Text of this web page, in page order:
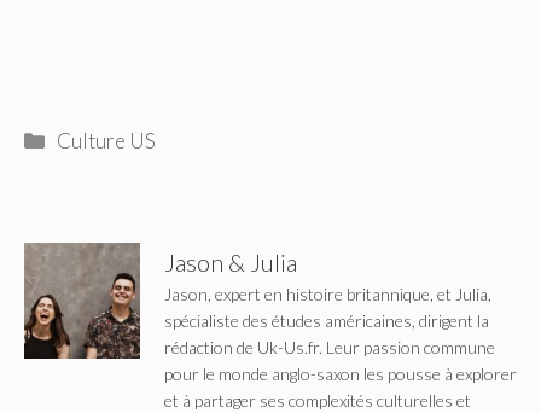
Catégories
Culture US
Jason & Julia
Jason, expert en histoire britannique, et Julia,
spécialiste des études américaines, dirigent la
rédaction de Uk-Us.fr. Leur passion commune
pour le monde anglo-saxon les pousse à explorer
et à partager ses complexités culturelles et